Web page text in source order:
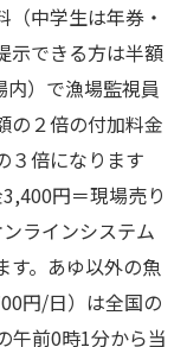
中学生は年券・
示できる方は半額
）で漁場監視員
の２倍の付加料金
３倍になります
円＝現場売り
ラインシステム
す。あゆ以外の魚
円/日）は全国の
午前0時1分から当